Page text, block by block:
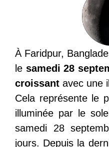
À Faridpur,
le samedi 28
croissant avec une
Cela représente le
illuminée par le
samedi 28
jours. Depuis la